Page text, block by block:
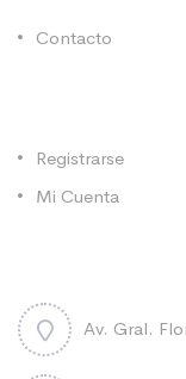
Contacto
Registrarse
Mi Cuenta
Av. Gral.